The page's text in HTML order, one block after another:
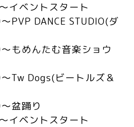
～イベントスタート
～PVP DANCE STUDIO(ダ
～もめんたむ音楽ショウ
～Tw Dogs(ビートルズ＆
～盆踊り
～イベントスタート